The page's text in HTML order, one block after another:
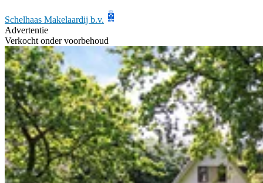
Schelhaas Makelaardij b.v.
Advertentie
Verkocht onder voorbehoud